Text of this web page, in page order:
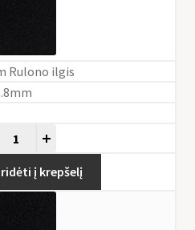
Rulono ilgis
į krepšelį